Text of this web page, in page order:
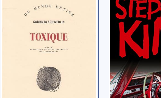
Schweblin, Samanta King,